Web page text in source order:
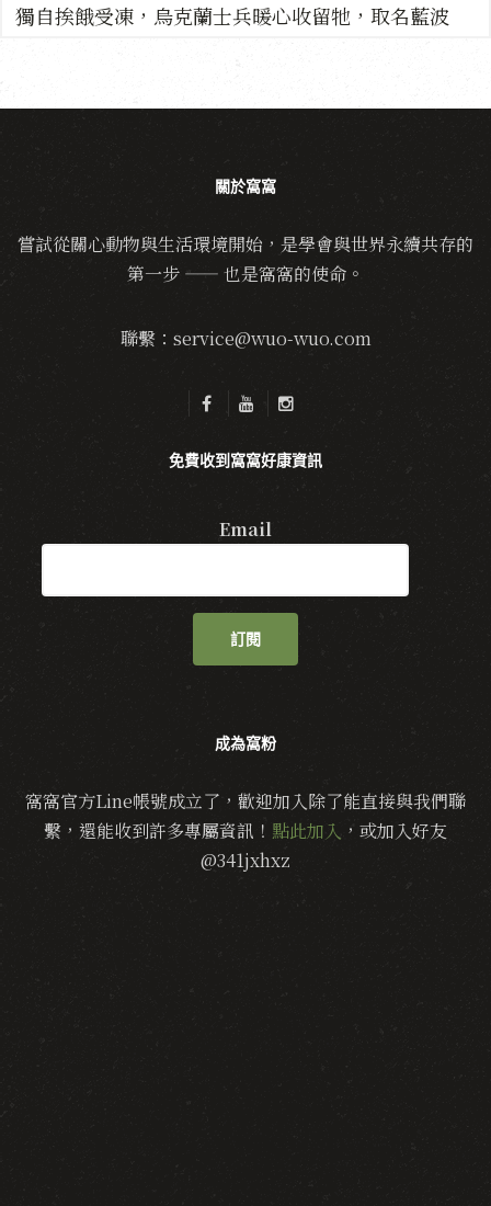
獨自挨餓受凍，烏克蘭士兵暖心收留牠，取名藍波
關於窩窩
嘗試從關心動物與生活環境開始，是學會與世界永續共存的
第一步 —— 也是窩窩的使命。
聯繫：service@wuo-wuo.com
免費收到窩窩好康資訊
Email
訂閱
成為窩粉
窩窩官方Line帳號成立了，歡迎加入除了能直接與我們聯
繫，還能收到許多專屬資訊！ 點此加入 ，或加入好友
@341jxhxz